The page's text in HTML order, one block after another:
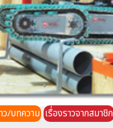
ว/บทความ เรื่องราวจากสมาชิก